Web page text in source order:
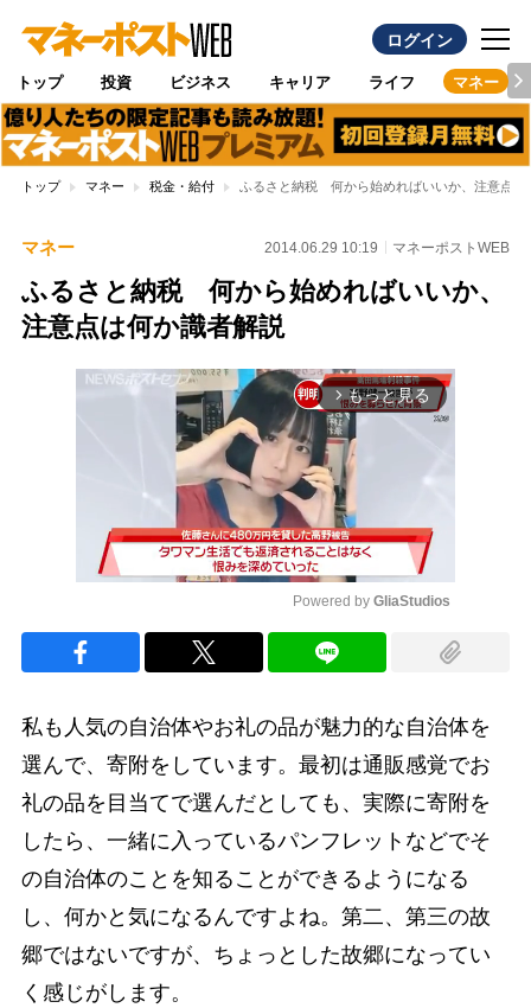
ログイン
トップ 投資 ビジネス キャリア ライフ マネー
トップ マネー 税金・給付 ふるさと納税 何から始めればいいか、注意点は
マネー 2014.06.29 10:19 マネーポストWEB
ふるさと納税 何から始めればいいか、
注意点は何か識者解説
arrow_forward_ios もっと見る
Powered by GliaStudios
私も人気の自治体やお礼の品が魅力的な自治体を
選んで、寄附をしています。最初は通販感覚でお
礼の品を目当てで選んだとしても、実際に寄附を
したら、一緒に入っているパンフレットなどでそ
の自治体のことを知ることができるようになる
し、何かと気になるんですよね。第二、第三の故
郷ではないですが、ちょっとした故郷になってい
く感じがします。